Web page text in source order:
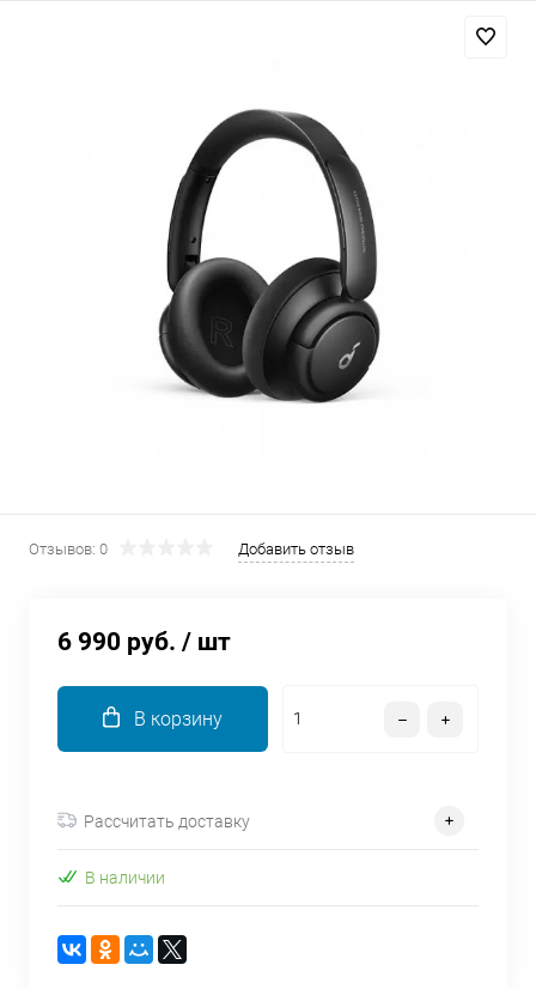
Отзывов: 0 Добавить отзыв
6 990 руб. / шт
В корзину
Рассчитать доставку
В наличии
Оплачивайте сегодня только
% картой любого банка
Получайте товар
выбранный способом
Оставшиеся75% будут
списыватьсяс вашей карты
об оплате Плайтом
Остались вопросы?
8 800 302-02-51
plait.ru